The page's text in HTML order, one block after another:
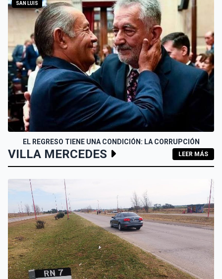
SAN LUIS
EL REGRESO TIENE UNA CONDICIÓN: LA CORRUPCIÓN
VILLA MERCEDES LEER MÁS